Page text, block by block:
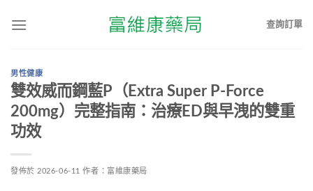
查詢訂單
男性健康
雙效威而鋼藍P（Extra Super P-Force
200mg）完整指南：治療ED與早洩的雙重
功效
發佈於 2026-06-11 作者： 富維康藥局